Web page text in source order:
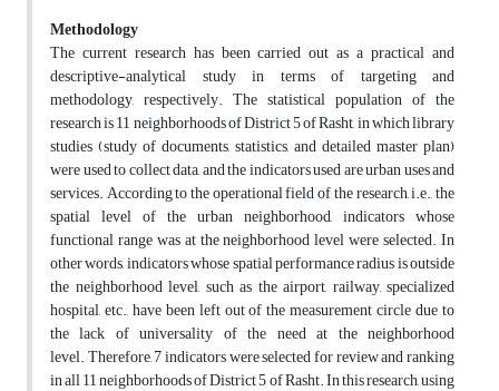
Methodology
The current research has been carried out as a practical and
descriptive-analytical study in terms of targeting and
methodology, respectively. The statistical population of the
research is 11 neighborhoods of District 5 of Rasht, in which library
studies (study of documents, statistics, and detailed master plan)
were used to collect data, and the indicators used are urban uses and
services. According to the operational field of the research, i.e., the
spatial level of the urban neighborhood, indicators whose
functional range was at the neighborhood level were selected. In
other words, indicators whose spatial performance radius is outside
the neighborhood level, such as the airport, railway, specialized
hospital, etc., have been left out of the measurement circle due to
the lack of universality of the need at the neighborhood
level. Therefore, 7 indicators were selected for review and ranking
in all 11 neighborhoods of District 5 of Rasht. In this research, using